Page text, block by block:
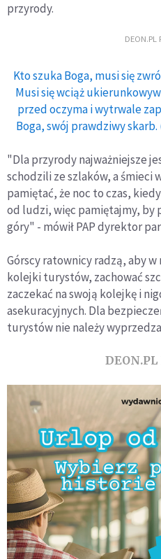
przyrody.
DEON.PL
Kto szuka Boga, musi się
Musi się wciąż
przed oczyma i wytrwale
Boga, swój prawdziwy skarb.
"Dla przyrody najważniejsze
schodzili ze szlaków, a śmieci
pamiętać, że noc to czas,
od ludzi, więc pamiętajmy, by
góry" - mówił PAP dyrektor
Górscy ratownicy radzą, aby
kolejki turystów, zachować
zaczekać na swoją kolejkę i
asekuracyjnych. Dla
turystów nie należy
DEON.PL